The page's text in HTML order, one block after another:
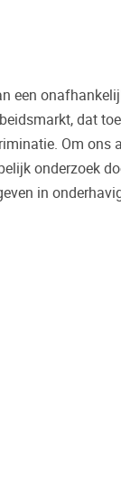
een
dat
Om ons
onderzoek
in